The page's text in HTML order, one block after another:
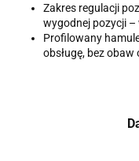
Zakres regulacji
wygodnej pozycji
Profilowany
obsługę, bez